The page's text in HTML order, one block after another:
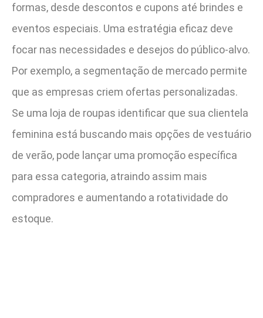
formas, desde descontos e cupons até brindes e
eventos especiais. Uma estratégia eficaz deve
focar nas necessidades e desejos do público-alvo.
Por exemplo, a segmentação de mercado permite
que as empresas criem ofertas personalizadas.
Se uma loja de roupas identificar que sua clientela
feminina está buscando mais opções de vestuário
de verão, pode lançar uma promoção específica
para essa categoria, atraindo assim mais
compradores e aumentando a rotatividade do
estoque.